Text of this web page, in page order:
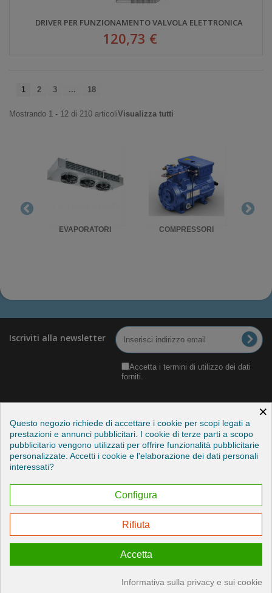
DRIVER PER FUNZIONAMENTO VALVOLA ELETTRONICA
120,73 €
1 2 3 ... 18
Mostrando 1 - 12 di 210 articoliVisualizza tutti
EVAPORATORI COMPRESSORI
Iscriviti alla newsletter
Accetta i termini di utilizzo dei dati
forniti.
Categorie
Informazioni
×
Questo negozio richiede di accettare i cookie per scopi legati a
prestazioni e annunci pubblicitari. I cookie di terze parti a scopo
pubblicitario vengono utilizzati per offrire funzionalità pubblicitarie
personalizzate. Accetti i cookie e l'elaborazione dei dati personali
interessati?
Configura
Rifiuta
Accetta
Informativa sulla privacy e sui cookie